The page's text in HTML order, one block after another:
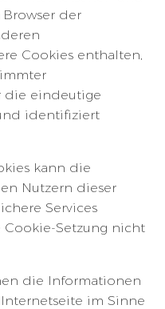
der
Cookies enthalten,
die eindeutige
identifiziert
kann die
Nutzern dieser
Services
Setzung nicht
die Informationen
im Sinne